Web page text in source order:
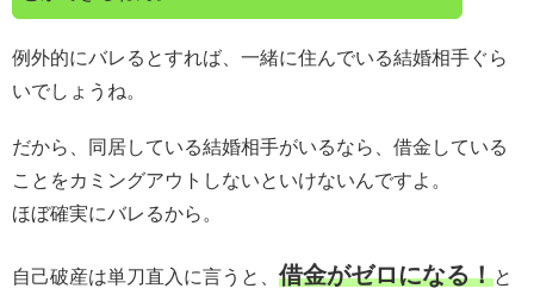
例外的にバレるとすれば、一緒に住んでいる結婚相手ぐら
いでしょうね。
だから、同居している結婚相手がいるなら、借金している
ことをカミングアウトしないといけないんですよ。
ほぼ確実にバレるから。
自己破産は単刀直入に言うと、 借金がゼロになる！と